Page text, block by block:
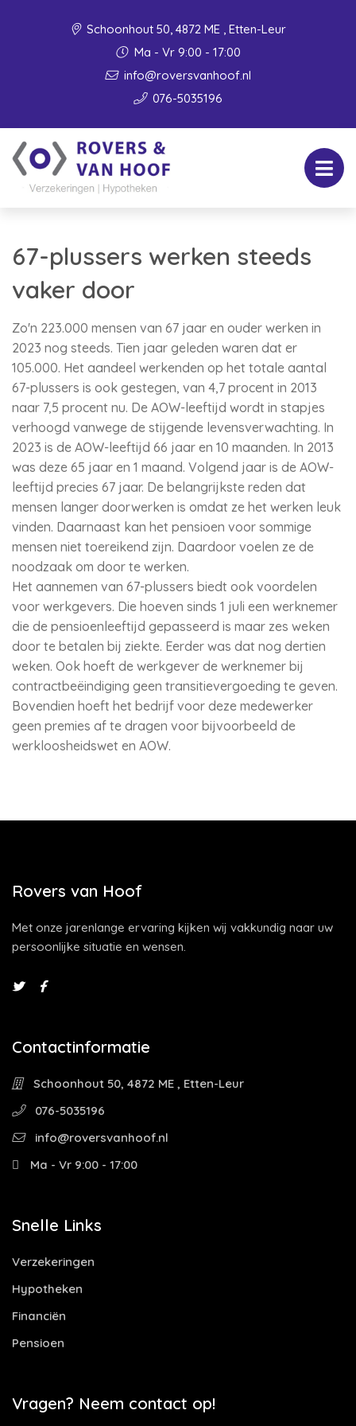
Schoonhout 50, 4872 ME , Etten-Leur
Ma - Vr 9:00 - 17:00
info@roversvanhoof.nl
076-5035196
67-plussers werken steeds
vaker door
Zo'n 223.000 mensen van 67 jaar en ouder werken in
2023 nog steeds. Tien jaar geleden waren dat er
105.000. Het aandeel werkenden op het totale aantal
67-plussers is ook gestegen, van 4,7 procent in 2013
naar 7,5 procent nu. De AOW-leeftijd wordt in stapjes
verhoogd vanwege de stijgende levensverwachting. In
2023 is de AOW-leeftijd 66 jaar en 10 maanden. In 2013
was deze 65 jaar en 1 maand. Volgend jaar is de AOW-
leeftijd precies 67 jaar. De belangrijkste reden dat
mensen langer doorwerken is omdat ze het werken leuk
vinden. Daarnaast kan het pensioen voor sommige
mensen niet toereikend zijn. Daardoor voelen ze de
noodzaak om door te werken.
Het aannemen van 67-plussers biedt ook voordelen
voor werkgevers. Die hoeven sinds 1 juli een werknemer
die de pensioenleeftijd gepasseerd is maar zes weken
door te betalen bij ziekte. Eerder was dat nog dertien
weken. Ook hoeft de werkgever de werknemer bij
contractbeëindiging geen transitievergoeding te geven.
Bovendien hoeft het bedrijf voor deze medewerker
geen premies af te dragen voor bijvoorbeeld de
werkloosheidswet en AOW.
Rovers van Hoof
Met onze jarenlange ervaring kijken wij vakkundig naar uw
persoonlijke situatie en wensen.
Contactinformatie
Schoonhout 50, 4872 ME , Etten-Leur
076-5035196
info@roversvanhoof.nl
Ma - Vr 9:00 - 17:00
Snelle Links
Verzekeringen
Hypotheken
Financiën
Pensioen
Vragen? Neem contact op!